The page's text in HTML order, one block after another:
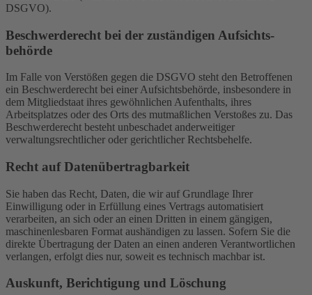
DSGVO).
Beschwerde­recht bei der zuständigen Aufsichts­
behörde
Im Falle von Verstößen gegen die DSGVO steht den Betroffenen
ein Beschwerderecht bei einer Aufsichtsbehörde, insbesondere in
dem Mitgliedstaat ihres gewöhnlichen Aufenthalts, ihres
Arbeitsplatzes oder des Orts des mutmaßlichen Verstoßes zu. Das
Beschwerderecht besteht unbeschadet anderweitiger
verwaltungsrechtlicher oder gerichtlicher Rechtsbehelfe.
Recht auf Daten­übertrag­barkeit
Sie haben das Recht, Daten, die wir auf Grundlage Ihrer
Einwilligung oder in Erfüllung eines Vertrags automatisiert
verarbeiten, an sich oder an einen Dritten in einem gängigen,
maschinenlesbaren Format aushändigen zu lassen. Sofern Sie die
direkte Übertragung der Daten an einen anderen Verantwortlichen
verlangen, erfolgt dies nur, soweit es technisch machbar ist.
Auskunft, Berichtigung und Löschung